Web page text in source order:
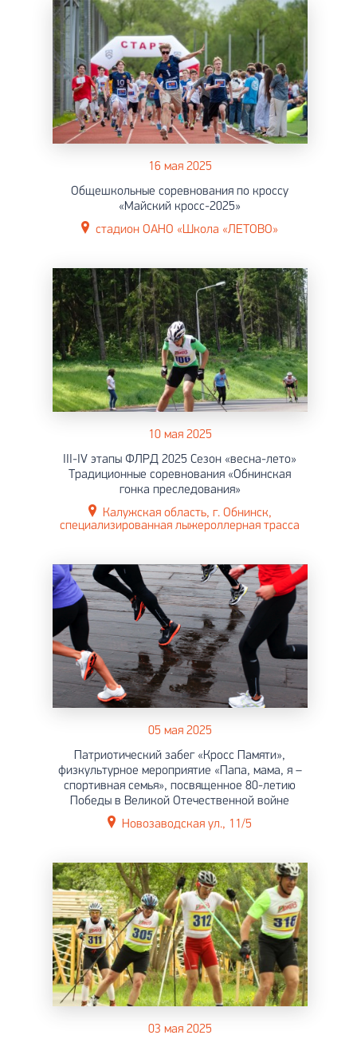
16 мая 2025
Общешкольные соревнования по кроссу
«Майский кросс-2025»
стадион ОАНО «Школа «ЛЕТОВО»
10 мая 2025
III-IV этапы ФЛРД 2025 Сезон «весна-лето»
Традиционные соревнования «Обнинская
гонка преследования»
Калужская область, г. Обнинск,
специализированная лыжероллерная трасса
05 мая 2025
Патриотический забег «Кросс Памяти»,
физкультурное мероприятие «Папа, мама, я –
спортивная семья», посвященное 80-летию
Победы в Великой Отечественной войне
Новозаводская ул., 11/5
03 мая 2025